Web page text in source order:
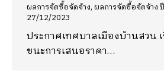
ผลการจัดซื้อจัดจ้าง,ผลการจัดซื้อจัดจ้าง
27/12/2023
ประกาศเทศบาลเมืองบ้านสวน
ชนะการเสนอราคา…